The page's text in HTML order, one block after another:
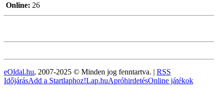
Online: 26
eOldal.hu, 2007-2025 © Minden jog fenntartva. | RSS
IdőjárásAdd a Startlaphoz!Lap.huApróhirdetésOnline játékok